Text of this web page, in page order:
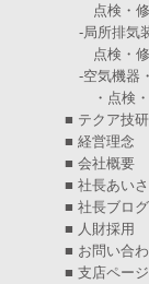
2024年11月(6)
2024年10月(5)
2024年9月(4)
2024年8月(5)
2024年7月(6)
2024年6月 (4)
2024年5月(5)
点検・
-局所排気
点検・
-空気機器
・点検
■ テクア技
■ 経営理念
■ 会社概要
■ 社長あい
■ 社長ブログ
■ 人財採用
■ お問い合
■ 支店ページ